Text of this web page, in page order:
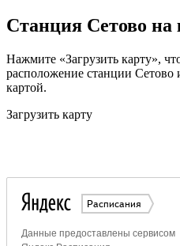
Станция Сетово на
Нажмите «Загрузить карту»,
расположение станции Сетово
картой.
Загрузить карту